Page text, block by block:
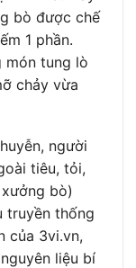
bò được chế
1 phần.
món tung lò
chảy vừa
người
tiêu, tỏi,
bò)
truyền thống
của 3vi.vn,
liệu bí